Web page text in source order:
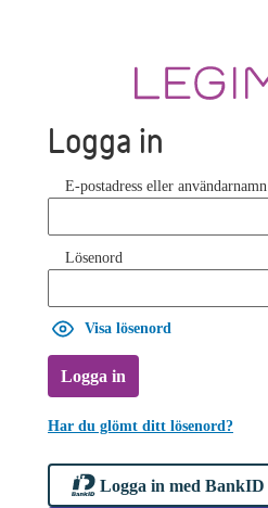
Logga in
E-postadress eller användarnamn
Lösenord
Visa lösenord
Logga in
Har du glömt ditt lösenord?
Logga in med BankID